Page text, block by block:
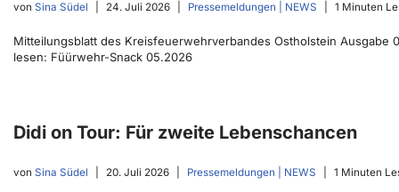
von Sina Südel 24. Juli 2026 Pressemeldungen | NEWS 1 Minuten
Mitteilungsblatt des Kreisfeuerwehrverbandes Ostholstein
lesen: Füürwehr-Snack 05.2026
Didi on Tour: Für zweite Lebenschancen
von Sina Südel 20. Juli 2026 Pressemeldungen | NEWS 1 Minuten